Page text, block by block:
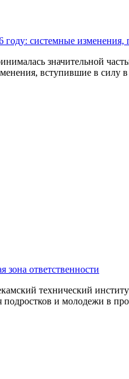
системные
значительной
вступившие в силу
зона ответственности
технический
подростков и молодежи в